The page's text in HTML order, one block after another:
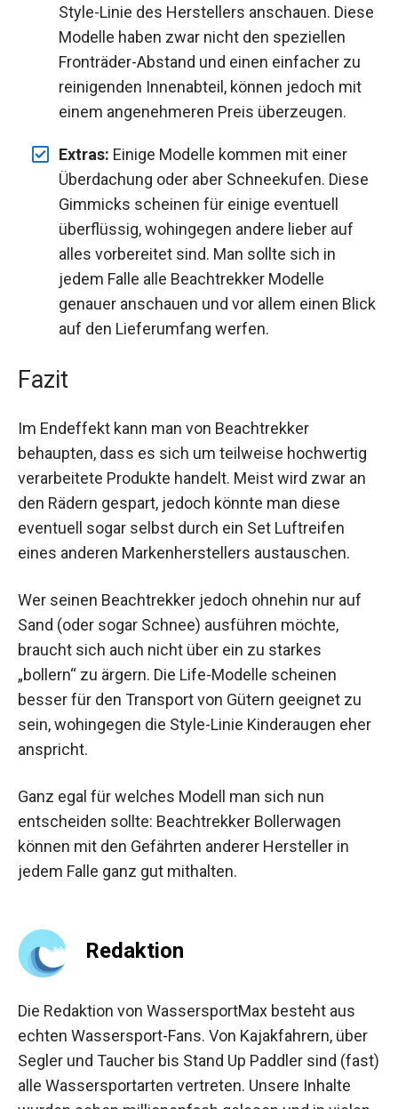
Style-Linie des Herstellers anschauen. Diese
Modelle haben zwar nicht den speziellen
Fronträder-Abstand und einen einfacher zu
reinigenden Innenabteil, können jedoch mit
einem angenehmeren Preis überzeugen.
Extras: Einige Modelle kommen mit einer
Überdachung oder aber Schneekufen. Diese
Gimmicks scheinen für einige eventuell
überflüssig, wohingegen andere lieber auf
alles vorbereitet sind. Man sollte sich in
jedem Falle alle Beachtrekker Modelle
genauer anschauen und vor allem einen Blick
auf den Lieferumfang werfen.
Fazit
Im Endeffekt kann man von Beachtrekker
behaupten, dass es sich um teilweise hochwertig
verarbeitete Produkte handelt. Meist wird zwar an
den Rädern gespart, jedoch könnte man diese
eventuell sogar selbst durch ein Set Luftreifen
eines anderen Markenherstellers austauschen.
Wer seinen Beachtrekker jedoch ohnehin nur auf
Sand (oder sogar Schnee) ausführen möchte,
braucht sich auch nicht über ein zu starkes
„bollern“ zu ärgern. Die Life-Modelle scheinen
besser für den Transport von Gütern geeignet zu
sein, wohingegen die Style-Linie Kinderaugen eher
anspricht.
Ganz egal für welches Modell man sich nun
entscheiden sollte: Beachtrekker Bollerwagen
können mit den Gefährten anderer Hersteller in
jedem Falle ganz gut mithalten.
Redaktion
Die Redaktion von WassersportMax besteht aus
echten Wassersport-Fans. Von Kajakfahrern, über
Segler und Taucher bis Stand Up Paddler sind (fast)
alle Wassersportarten vertreten. Unsere Inhalte